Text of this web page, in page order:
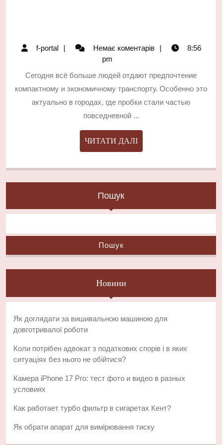
f-portal
f-
Немає коментарів
8:56
pm
Сегодня всё больше людей отдают предпочтение
компактному и экономичному транспорту. Особенно это
актуально в городах, где пробки стали частью
повседневной ...
ЧИТАТИ ДАЛІЧИТАТИ
ДАЛІ
Пошук
Пошук
Новини
Як доглядати за вишивальною машиною для
довготривалої роботи
Коли потрібен адвокат з податкових спорів і в яких
ситуаціях без нього не обійтися?
Камера iPhone 17 Pro: тест фото и видео в разных
условиях
Как работает турбо фильтр в сигаретах Кент?
Як обрати апарат для вимірювання тиску